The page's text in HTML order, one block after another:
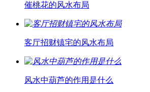
催桃花的风水布局
客厅招财镇宅的风水布局
风水中葫芦的作用是什么